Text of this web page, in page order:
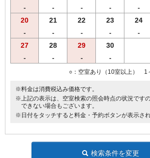
- - - - -
20
-
21
-
22
-
23
-
24
-
27
-
28
-
29
-
30
-
○：空室あり（10室以上）
※料金は消費税込み価格です。
※上記の表示は、空室検索の照会時点の状況です
できない場合もございます。
※日付をタッチすると料金・予約ボタンが表示され
検索条件を変更